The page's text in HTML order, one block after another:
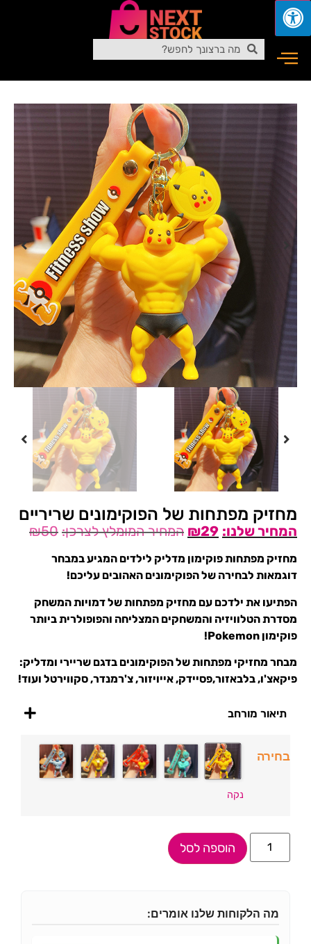
מחזיק מפתחות של הפוקימונים שריריים
₪50 ₪29
מחזיק מפתחות פוקימון מדליק לילדים המגיע במבחר
דוגמאות לבחירה של הפוקימונים האהובים עליכם!
הפתיעו את ילדכם עם מחזיק מפתחות של דמויות המשחק
מסדרת הטלוויזיה והמשחקים המצליחה והפופולרית ביותר
פוקימון Pokemon!
מבחר מחזיקי מפתחות של הפוקימונים בדגם שריירי ומדליק:
פיקאצ'ו, בלבאזור,פסיידק, אייויזור, צ'רמנדר, סקווירטל ועוד!
תיאור מורחב
בחירה
נקה
הוספה לסל
מה הלקוחות שלנו אומרים: